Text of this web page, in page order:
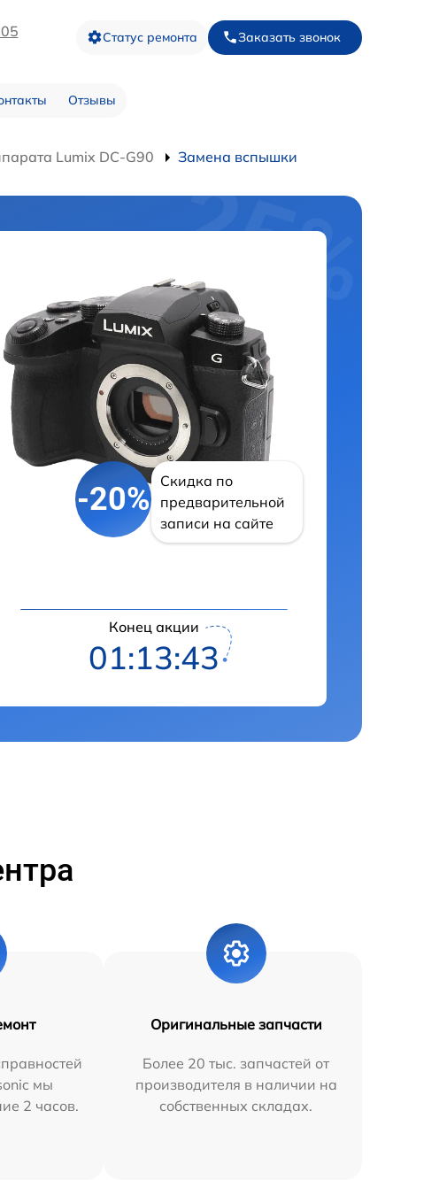
Статус ремонта Заказать звонок
Отзывы
Lumix DC-G90 Замена вспышки
-20%
Скидка по
предварительной
записи на сайте
Конец акции
01:13:42
мы
2 часов.
Оригинальные запчасти
Более 20 тыс. запчастей от
производителя в наличии на
собственных складах.